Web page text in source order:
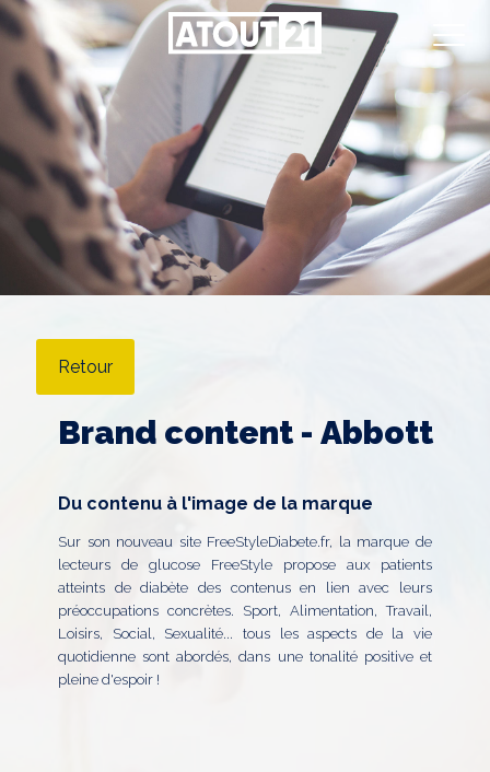
Retour
Brand content - Abbott
Du contenu à l'image de la marque
Sur son nouveau site FreeStyleDiabete.fr, la marque de
lecteurs de glucose FreeStyle propose aux patients
atteints de diabète des contenus en lien avec leurs
préoccupations concrètes. Sport, Alimentation, Travail,
Loisirs, Social, Sexualité... tous les aspects de la vie
quotidienne sont abordés, dans une tonalité positive et
pleine d'espoir !